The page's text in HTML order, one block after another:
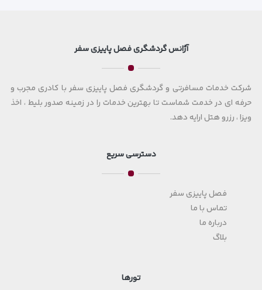
آژانس گردشگری فصل پاییزی سفر
شرکت خدمات مسافرتی و گردشگری فصل پاییزی سفر با کادری مجرب و
حرفه ای در خدمت شماست تا بهترین خدمات را در زمینه صدور بلیط ، اخذ
ویزا ، رزرو هتل ارایه دهد.
دسترسی سریع
فصل پاییزی سفر
تماس با ما
درباره ما
بلاگ
تورها